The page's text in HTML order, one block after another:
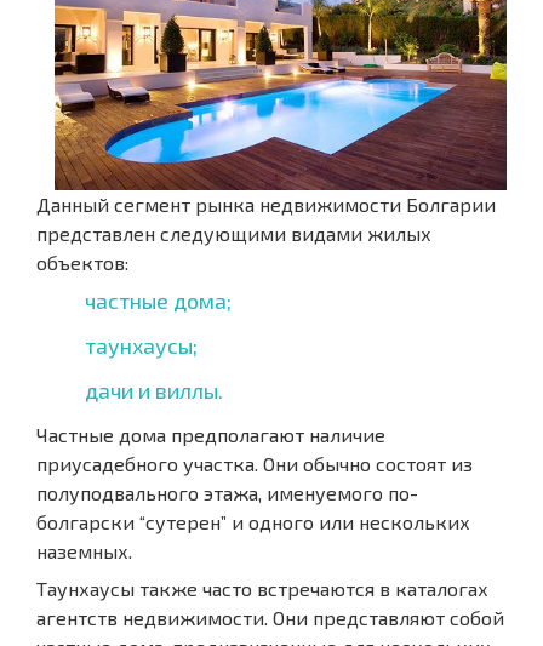
Данный сегмент рынка недвижимости Болгарии
представлен следующими видами жилых
объектов:
частные дома;
таунхаусы;
дачи и виллы.
Частные дома предполагают наличие
приусадебного участка. Они обычно состоят из
полуподвального этажа, именуемого по-
болгарски “сутерен” и одного или нескольких
наземных.
Таунхаусы также часто встречаются в каталогах
агентств недвижимости. Они представляют собой